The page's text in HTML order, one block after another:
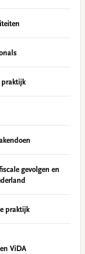
praktijk
gevolgen en
praktijk
ViDA